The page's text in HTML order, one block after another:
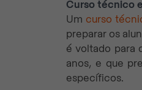
Curso técnico
Um curso
preparar os
é voltado para
anos, e que
específicos.